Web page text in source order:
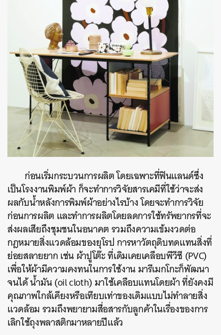
ก่อนเริ่มกระบวนการผลิต โดยเฉพาะที่ฟินแลนด์ซึ่ง
เป็นโรงงานพิมพ์ผ้า ก็จะทำการวิจัยสารเคมีที่ใช้ว่าจะส่ง
ผลกับน้ำหลังการพิมพ์ผ้าอย่างไรบ้าง โดยจะทำการวิจัย
ก่อนการผลิต และทำการผลิตโดยลดการใช้ทรัพยากรที่จะ
ส่งผลเสียถึงชุมชนในอนาคต รวมถึงความเข้มงวดต่อ
กฎหมายสิ่งแวดล้อมของยุโรป การหาวัตถุดิบทดแทนสิ่งที่
ย่อยสลายยาก เช่น ผ้าปูโต๊ะ ที่เดิมเคยเคลือบพีวีซี (PVC)
เพื่อให้ผ้ามีความคงทนในการใช้งาน มารีเมกโกะก็พัฒนา
จนได้ น้ำมัน (oil cloth) มาใช้เคลือบแทนโดยผ้า ที่ยังคงมี
คุณภาพใกล้เคียงหรือเทียบเท่าของเดิมแบบไม่ทำลายสิ่ง
แวดล้อม รวมถึงพยายามสื่อสารกับลูกค้าในเรื่องของการ
เลิกใช้ถุงพลาสติกมาหลายปีแล้ว